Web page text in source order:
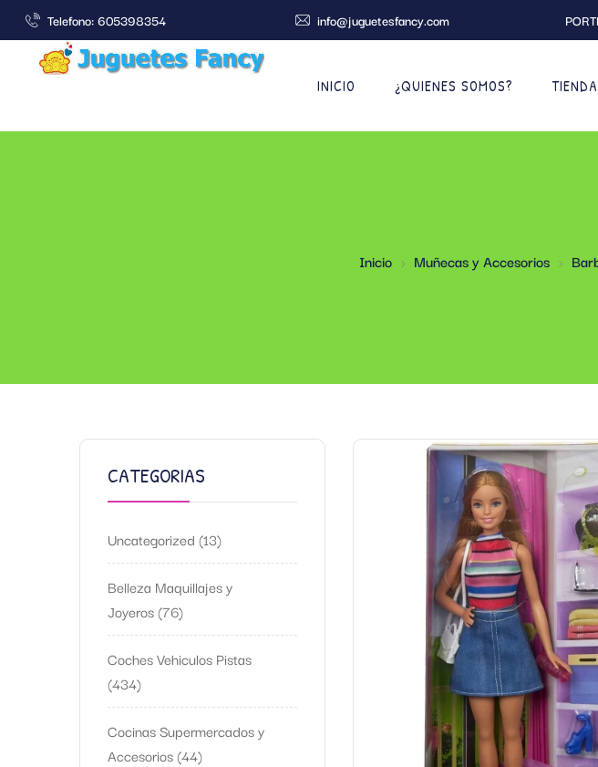
Telefono: 605398354 info@juguetesfancy.com
INICIO ¿QUIENES SOMOS? TIENDA
Inicio Muñecas y Accesorios
CATEGORIAS
Uncategorized 13
Belleza Maquillajes y
Joyeros 76
Coches Vehiculos Pistas
434
Cocinas Supermercados y
Accesorios 44